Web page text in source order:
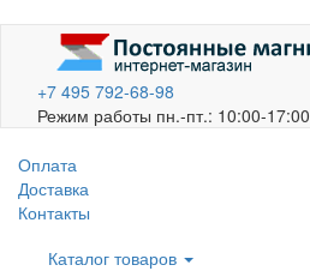
+7 495 792-68-98
Режим работы пн.-пт.: 10:00-17:00
Оплата
Доставка
Контакты
Каталог товаров